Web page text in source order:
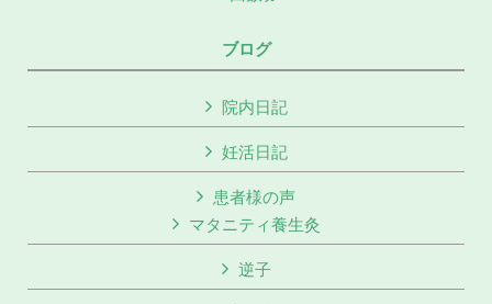
ブログ
院内日記
妊活日記
患者様の声
マタニティ養生灸
逆子